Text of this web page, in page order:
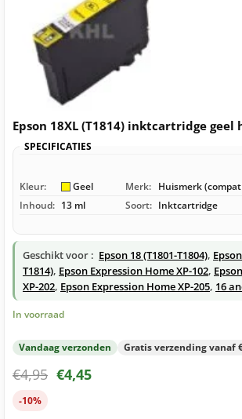
Epson 18XL (T1814) inktcartridge geel
SPECIFICATIES
Kleur: Geel Merk: Huismerk
Inhoud: 13 ml Soort: Inktcartridge
Geschikt voor : Epson 18 (T1801-T1804),
T1814), Epson Expression Home XP-102,
XP-202, Epson Expression Home XP-205, 16
In voorraad
Vandaag verzonden Gratis verzending vanaf
€4,95 €4,45
-10%